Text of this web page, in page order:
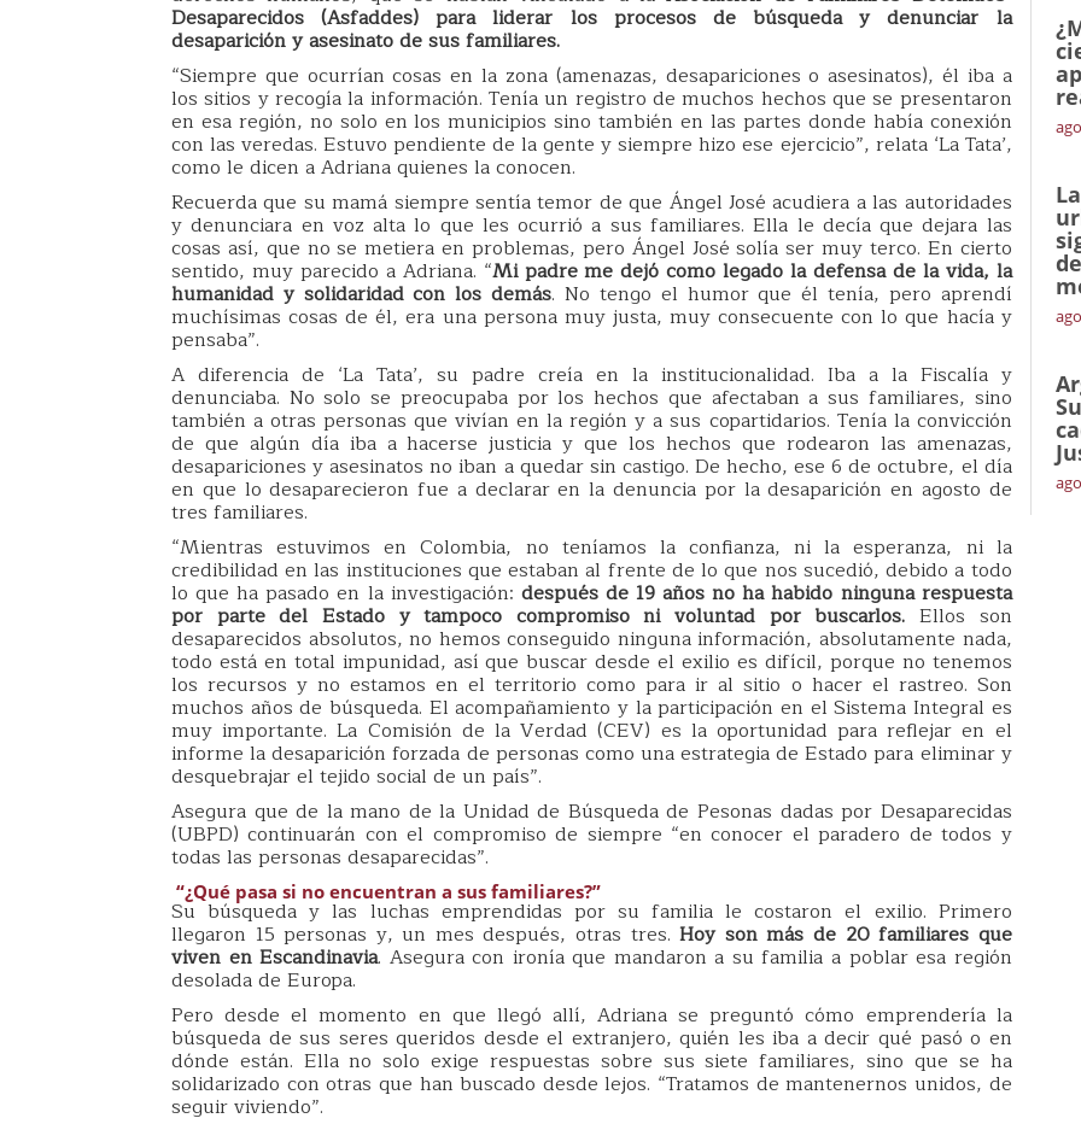
Desaparecidos (Asfaddes) para liderar los procesos de búsqueda y denunciar la
desaparición y asesinato de sus familiares.
“Siempre que ocurrían cosas en la zona (amenazas, desapariciones o asesinatos), él iba a
los sitios y recogía la información. Tenía un registro de muchos hechos que se presentaron
en esa región, no solo en los municipios sino también en las partes donde había conexión
con las veredas. Estuvo pendiente de la gente y siempre hizo ese ejercicio”, relata ‘La Tata’,
como le dicen a Adriana quienes la conocen.
Recuerda que su mamá siempre sentía temor de que Ángel José acudiera a las autoridades
y denunciara en voz alta lo que les ocurrió a sus familiares. Ella le decía que dejara las
cosas así, que no se metiera en problemas, pero Ángel José solía ser muy terco. En cierto
sentido, muy parecido a Adriana. “Mi padre me dejó como legado la defensa de la vida, la
humanidad y solidaridad con los demás. No tengo el humor que él tenía, pero aprendí
muchísimas cosas de él, era una persona muy justa, muy consecuente con lo que hacía y
pensaba”.
A diferencia de ‘La Tata’, su padre creía en la institucionalidad. Iba a la Fiscalía y
denunciaba. No solo se preocupaba por los hechos que afectaban a sus familiares, sino
también a otras personas que vivían en la región y a sus copartidarios. Tenía la convicción
de que algún día iba a hacerse justicia y que los hechos que rodearon las amenazas,
desapariciones y asesinatos no iban a quedar sin castigo. De hecho, ese 6 de octubre, el día
en que lo desaparecieron fue a declarar en la denuncia por la desaparición en agosto de
tres familiares.
“Mientras estuvimos en Colombia, no teníamos la confianza, ni la esperanza, ni la
credibilidad en las instituciones que estaban al frente de lo que nos sucedió, debido a todo
lo que ha pasado en la investigación: después de 19 años no ha habido ninguna respuesta
por parte del Estado y tampoco compromiso ni voluntad por buscarlos. Ellos son
desaparecidos absolutos, no hemos conseguido ninguna información, absolutamente nada,
todo está en total impunidad, así que buscar desde el exilio es difícil, porque no tenemos
los recursos y no estamos en el territorio como para ir al sitio o hacer el rastreo. Son
muchos años de búsqueda. El acompañamiento y la participación en el Sistema Integral es
muy importante. La Comisión de la Verdad (CEV) es la oportunidad para reflejar en el
informe la desaparición forzada de personas como una estrategia de Estado para eliminar y
desquebrajar el tejido social de un país”.
Asegura que de la mano de la Unidad de Búsqueda de Pesonas dadas por Desaparecidas
(UBPD) continuarán con el compromiso de siempre “en conocer el paradero de todos y
todas las personas desaparecidas”.
“¿Qué pasa si no encuentran a sus familiares?”
Su búsqueda y las luchas emprendidas por su familia le costaron el exilio. Primero
llegaron 15 personas y, un mes después, otras tres.Hoy son más de 20 familiares que
viven en Escandinavia. Asegura con ironía que mandaron a su familia a poblar esa región
desolada de Europa.
Pero desde el momento en que llegó allí, Adriana se preguntó cómo emprendería la
búsqueda de sus seres queridos desde el extranjero, quién les iba a decir qué pasó o en
dónde están. Ella no solo exige respuestas sobre sus siete familiares, sino que se ha
solidarizado con otras que han buscado desde lejos. “Tratamos de mantenernos unidos, de
seguir viviendo”.